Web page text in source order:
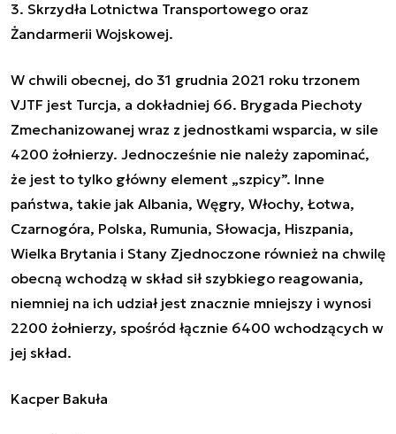
3. Skrzydła Lotnictwa Transportowego oraz
Żandarmerii Wojskowej.
W chwili obecnej, do 31 grudnia 2021 roku trzonem
VJTF jest Turcja, a dokładniej 66. Brygada Piechoty
Zmechanizowanej wraz z jednostkami wsparcia, w sile
4200 żołnierzy. Jednocześnie nie należy zapominać,
że jest to tylko główny element „szpicy”. Inne
państwa, takie jak Albania, Węgry, Włochy, Łotwa,
Czarnogóra, Polska, Rumunia, Słowacja, Hiszpania,
Wielka Brytania i Stany Zjednoczone również na chwilę
obecną wchodzą w skład sił szybkiego reagowania,
niemniej na ich udział jest znacznie mniejszy i wynosi
2200 żołnierzy, spośród łącznie 6400 wchodzących w
jej skład.
Kacper Bakuła